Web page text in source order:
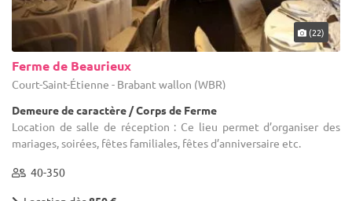
(22)
Ferme de Beaurieux
Court-Saint-Étienne - Brabant wallon (WBR)
Demeure de caractère / Corps de Ferme
Location de salle de réception : Ce lieu permet d’organiser des
mariages, soirées, fêtes familiales, fêtes d’anniversaire etc.
40-350